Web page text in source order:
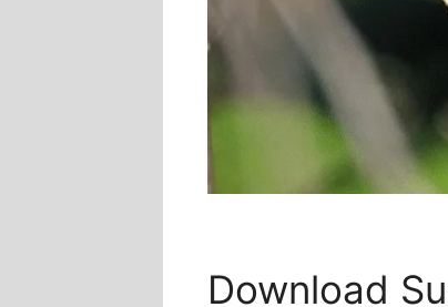
Download